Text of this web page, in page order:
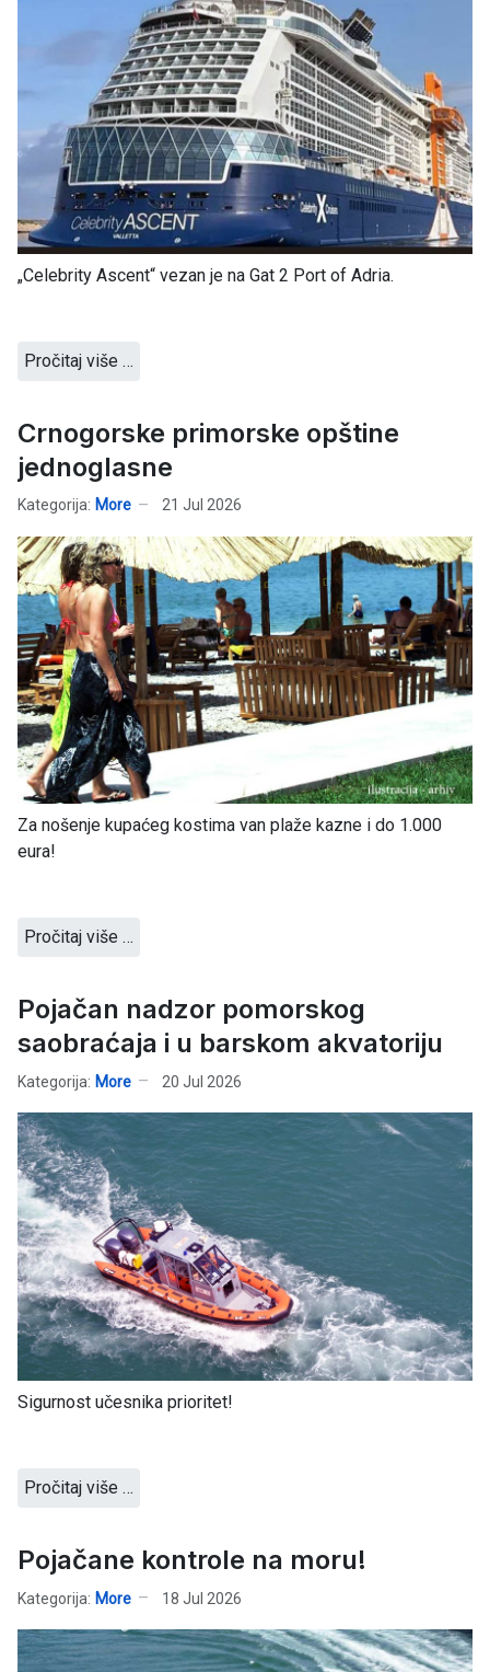
„Celebrity Ascent“ vezan je na Gat 2 Port of Adria.
Pročitaj više …
Crnogorske primorske opštine
jednoglasne
Kategorija: More 21 Jul 2026
Za nošenje kupaćeg kostima van plaže kazne i do 1.000
eura!
Pročitaj više …
Pojačan nadzor pomorskog
saobraćaja i u barskom akvatoriju
Kategorija: More 20 Jul 2026
Sigurnost učesnika prioritet!
Pročitaj više …
Pojačane kontrole na moru!
Kategorija: More 18 Jul 2026